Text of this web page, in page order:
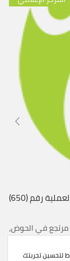
رقم (650)
مرتجع في الحوض،
بصنعاء في